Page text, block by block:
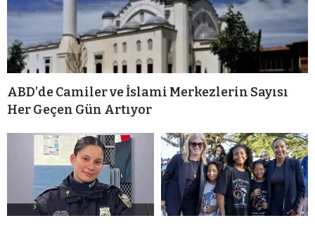
ABD’de Camiler ve İslami Merkezlerin Sayısı
Her Geçen Gün Artıyor